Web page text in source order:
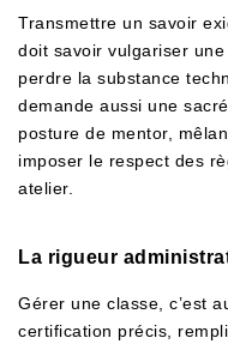
Transmettre un savoir
doit savoir vulgariser
perdre la substance
demande aussi une
posture de mentor,
imposer le respect des
atelier.
La rigueur
Gérer une classe, c’est
certification précis,